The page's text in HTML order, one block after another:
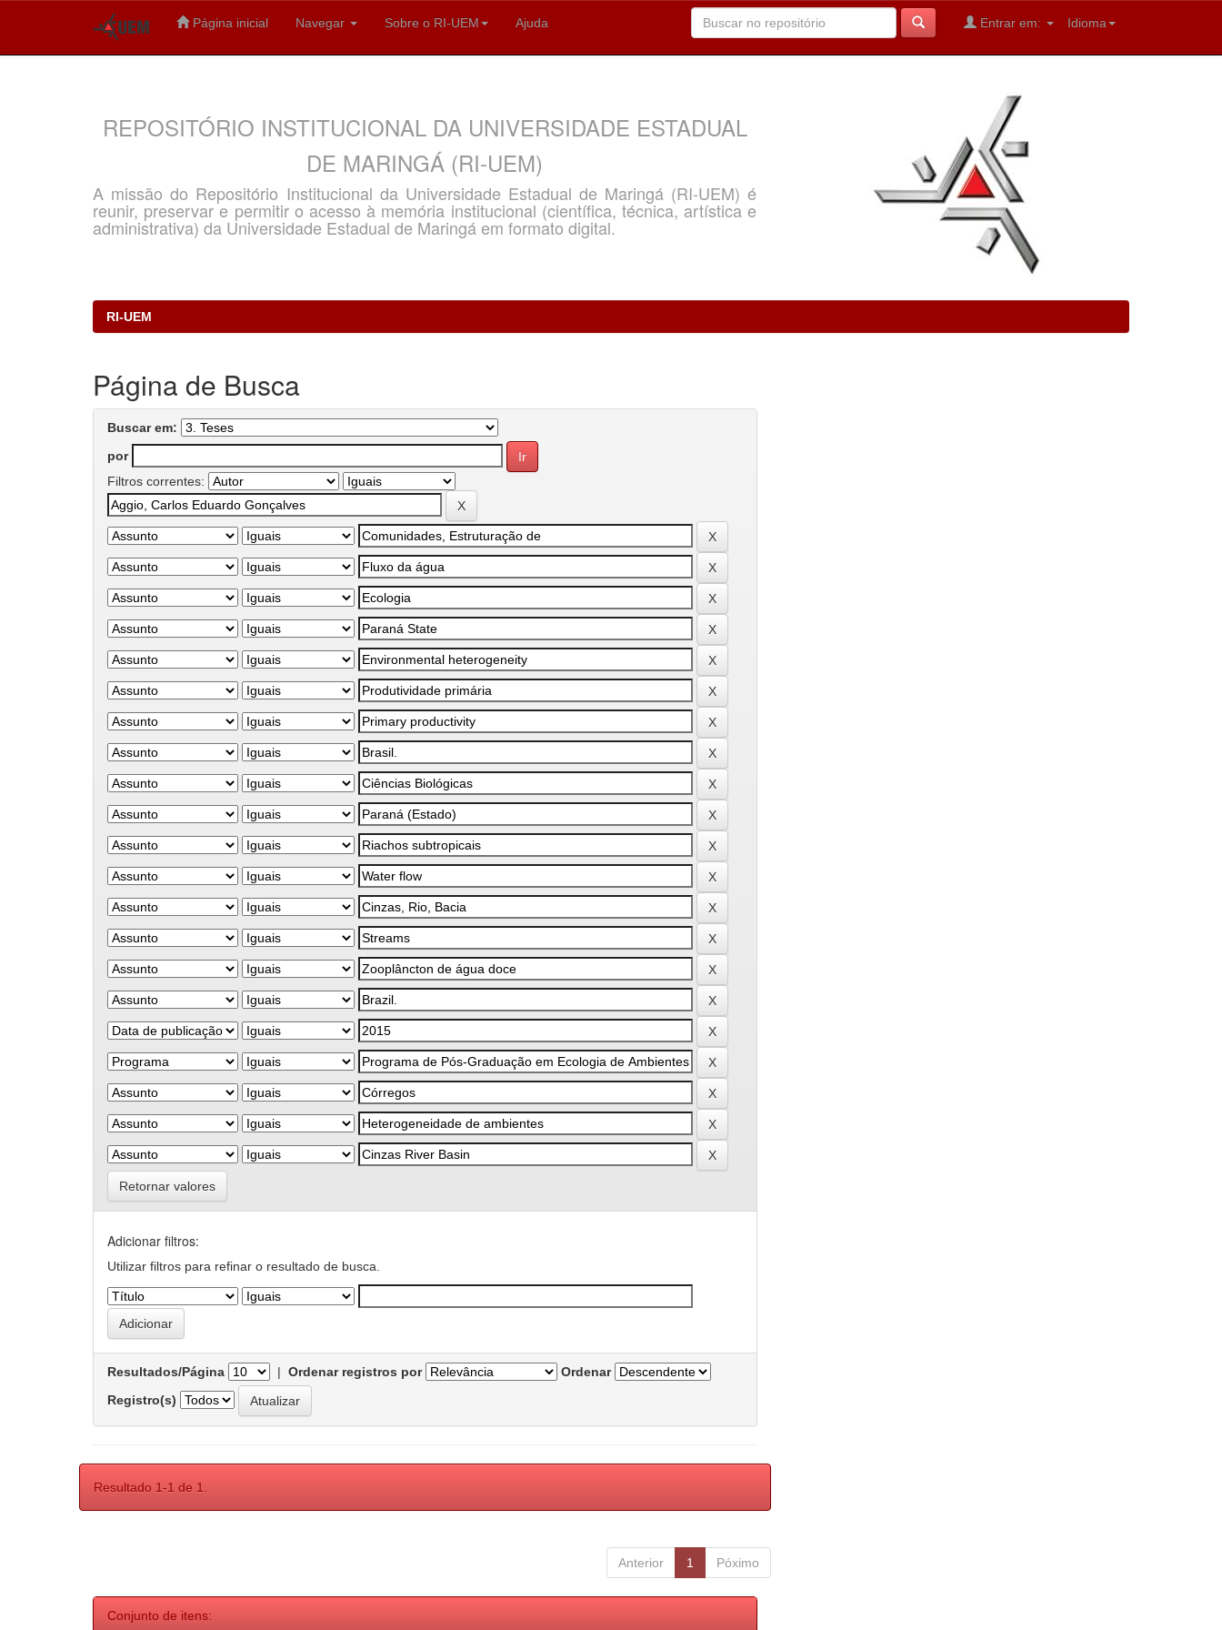
Página inicial Navegar Sobre o RI-UEM Ajuda Idioma
Entrar em:
REPOSITÓRIO INSTITUCIONAL DA UNIVERSIDADE ESTADUAL
DE MARINGÁ (RI-UEM)
A missão do Repositório Institucional da Universidade Estadual de Maringá (RI-UEM) é
reunir, preservar e permitir o acesso à memória institucional (científica, técnica, artística e
administrativa) da Universidade Estadual de Maringá em formato digital.
RI-UEM
Página de Busca
Buscar em:
por
Filtros correntes:
Retornar valores
Adicionar filtros:
Utilizar filtros para refinar o resultado de busca.
Resultados/Página | Ordenar registros por
Ordenar
Registro(s)
Resultado 1-1 de 1.
Anterior 1 Póximo
Conjunto de itens: